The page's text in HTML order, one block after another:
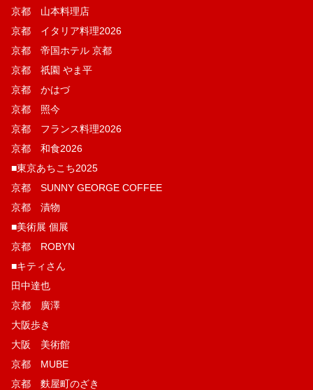
京都 山本料理店
京都 イタリア料理2026
京都 帝国ホテル 京都
京都 祇園 やま平
京都 かはづ
京都 照今
京都 フランス料理2026
京都 和食2026
■東京あちこち2025
京都 SUNNY GEORGE COFFEE
京都 漬物
■美術展 個展
京都 ROBYN
■キティさん
田中達也
京都 廣澤
大阪歩き
大阪 美術館
京都 MUBE
京都 麩屋町のざき